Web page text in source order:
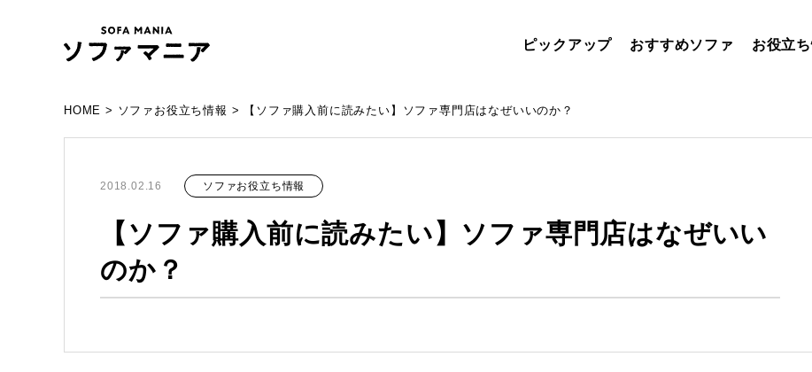
ピックアップ おすすめソファ お役立
HOME > ソファお役立ち情報 > 【ソファ購入前に読みたい】ソファ専門店はなぜいいのか？
2018.02.16 ソファお役立ち情報
【ソファ購入前に読みたい】ソファ専門店はなぜいい
のか？